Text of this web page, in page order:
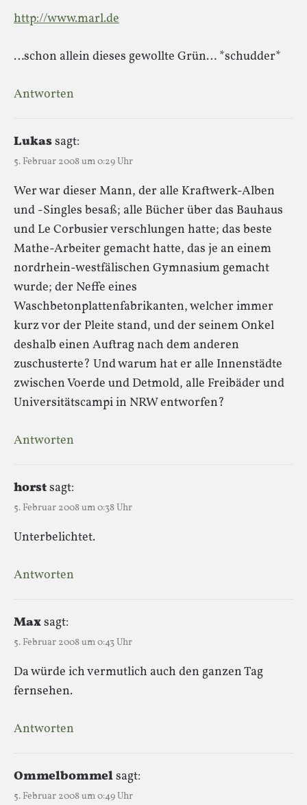
http://www.marl.de
…schon allein dieses gewollte Grün… *schudder*
Antworten
Lukassagt:
5. Februar 2008 um 0:29 Uhr
Wer war dieser Mann, der alle Kraftwerk-Alben
und -Singles besaß; alle Bücher über das Bauhaus
und Le Corbusier verschlungen hatte; das beste
Mathe-Arbeiter gemacht hatte, das je an einem
nordrhein-westfälischen Gymnasium gemacht
wurde; der Neffe eines
Waschbetonplattenfabrikanten, welcher immer
kurz vor der Pleite stand, und der seinem Onkel
deshalb einen Auftrag nach dem anderen
zuschusterte? Und warum hat er alle Innenstädte
zwischen Voerde und Detmold, alle Freibäder und
Universitätscampi in NRW entworfen?
Antworten
horstsagt:
5. Februar 2008 um 0:38 Uhr
Unterbelichtet.
Antworten
Maxsagt:
5. Februar 2008 um 0:43 Uhr
Da würde ich vermutlich auch den ganzen Tag
fernsehen.
Antworten
Ommelbommelsagt:
5. Februar 2008 um 0:49 Uhr